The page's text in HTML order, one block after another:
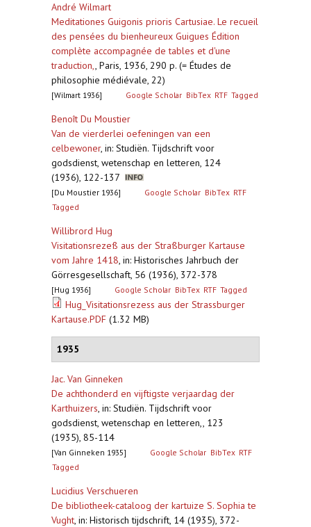
André Wilmart
Meditationes Guigonis prioris Cartusiae. Le recueil
des pensées du bienheureux Guigues Édition
complète accompagnée de tables et d'une
traduction,, Paris, 1936, 290 p. (= Études de
philosophie médiévale, 22)
[Wilmart 1936] Google Scholar BibTex RTF Tagged
Benoît Du Moustier
Van de vierderlei oefeningen van een
celbewoner, in: Studiën. Tijdschrift voor
godsdienst, wetenschap en letteren, 124
(1936), 122-137
[Du Moustier 1936] Google Scholar BibTex RTF
Tagged
Willibrord Hug
Visitationsrezeß aus der Straßburger Kartause
vom Jahre 1418, in: Historisches Jahrbuch der
Görresgesellschaft, 56 (1936), 372-378
[Hug 1936] Google Scholar BibTex RTF Tagged
Hug_Visitationsrezess aus der Strassburger
Kartause.PDF (1.32 MB)
1935
Jac. Van Ginneken
De achthonderd en vijftigste verjaardag der
Karthuizers, in: Studiën. Tijdschrift voor
godsdienst, wetenschap en letteren,, 123
(1935), 85-114
[Van Ginneken 1935] Google Scholar BibTex RTF
Tagged
Lucidius Verschueren
De bibliotheek-cataloog der kartuize S. Sophia te
Vught, in: Historisch tijdschrift, 14 (1935), 372-